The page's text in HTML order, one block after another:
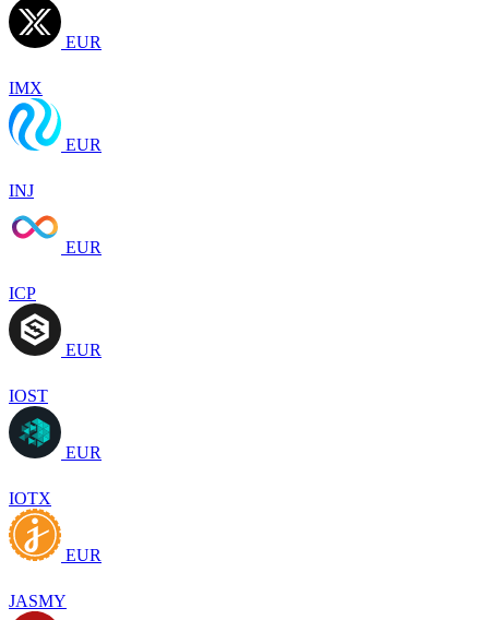
EUR
IMX
EUR
INJ
EUR
ICP
EUR
IOST
EUR
IOTX
EUR
JASMY